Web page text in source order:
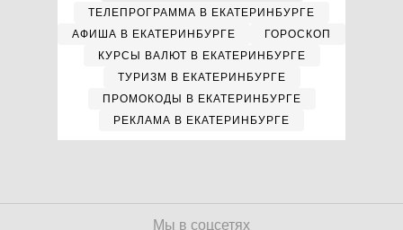
ТЕЛЕПРОГРАММА В ЕКАТЕРИНБУРГЕ
АФИША В ЕКАТЕРИНБУРГЕ
ГОРОСКОП
КУРСЫ ВАЛЮТ В ЕКАТЕРИНБУРГЕ
ТУРИЗМ В ЕКАТЕРИНБУРГЕ
ПРОМОКОДЫ В ЕКАТЕРИНБУРГЕ
РЕКЛАМА В ЕКАТЕРИНБУРГЕ
Мы в соцсетях